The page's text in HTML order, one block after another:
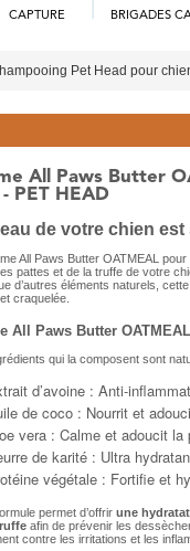
CAPTURE BRIGADES
Pet Head pour
All Paws Butter
PET HEAD
de votre chien est
All Paws Butter OATMEAL
pattes et de la truffe de votre
d’autres éléments naturels,
craquelée.
All Paws Butter
qui la composent sont
d’avoine : Anti-
de coco : Nourrit et
vera : Calme et adoucit la
de karité : Ultra
végétale : Fortifie et
permet d’offrirune
afin de prévenir les
contre les irritations et les